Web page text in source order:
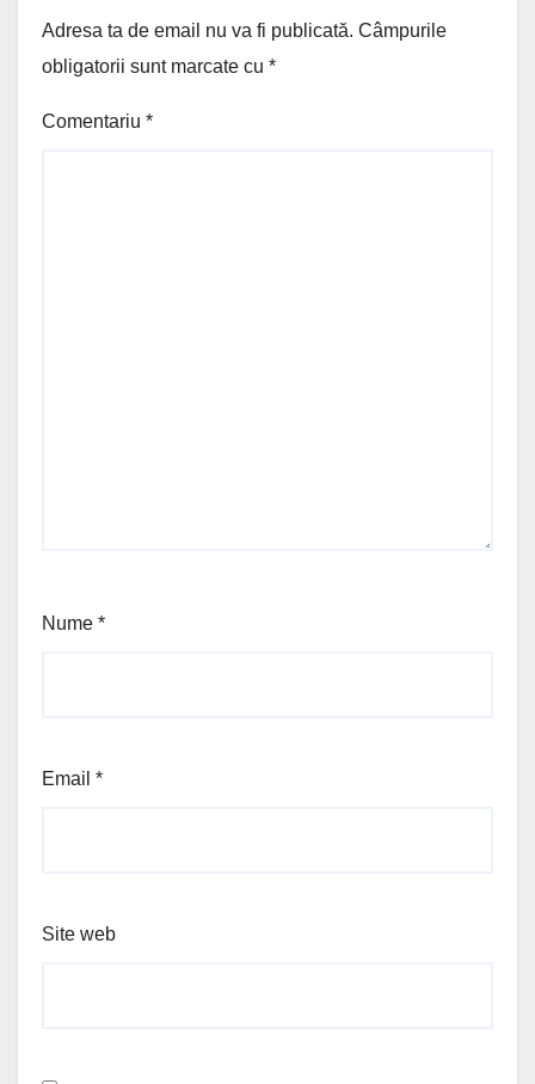
Adresa ta de email nu va fi publicată. Câmpurile
obligatorii sunt marcate cu *
Comentariu *
Nume *
Email *
Site web